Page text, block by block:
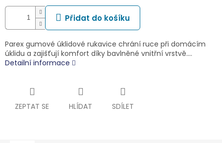
Přidat do košíku
Parex gumové úklidové rukavice chrání ruce při domácím
úklidu a zajišťují komfort díky bavlněné vnitřní vrstvě.…
Detailní informace
ZEPTAT SE HLÍDAT SDÍLET